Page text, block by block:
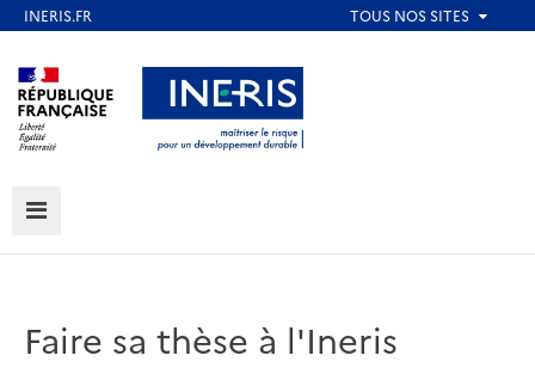
au
contenu
principal
Aller au contenu Aller au menu
Aller au pied de page
MENU
Faire sa thèse à l'Ineris